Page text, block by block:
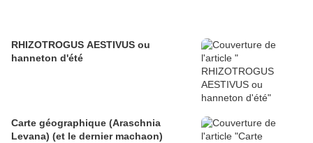
RHIZOTROGUS AESTIVUS ou
hanneton d'été
Carte géographique (Araschnia
Levana) (et le dernier machaon)